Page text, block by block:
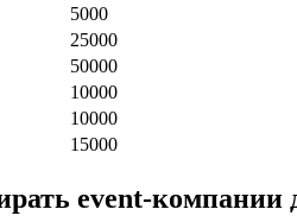
5000
25000
50000
10000
10000
15000
event-